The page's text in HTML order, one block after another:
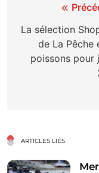
Navigation
de
l’article
La sélection
de La Pêche
poissons pour
ARTICLES LIÉS